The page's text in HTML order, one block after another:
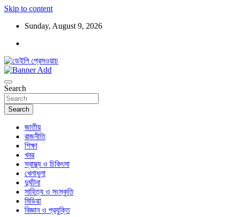
Skip to content
Sunday, August 9, 2026
ডেইলি প্রেসওয়াচ
Search
Search
জাতীয়
রাজনীতি
শিক্ষা
খবর
স্বাস্থ্য ও চিকিৎসা
খেলাধুলা
দুর্ঘটনা
সাহিত্য ও সংস্কৃতি
মিডিয়া
বিজ্ঞান ও প্রযুক্তি